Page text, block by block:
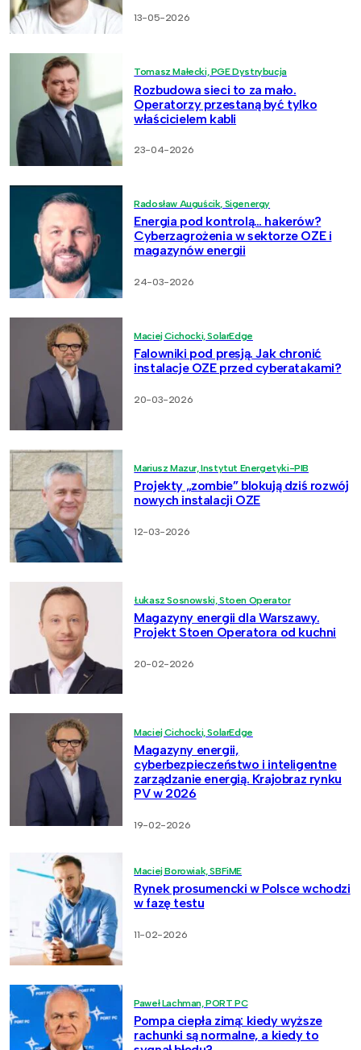
13-05-2026
Tomasz Małecki, PGE Dystrybucja
Rozbudowa sieci to za mało.
Operatorzy przestaną być tylko
właścicielem kabli
23-04-2026
Radosław Auguścik, Sigenergy
Energia pod kontrolą… hakerów?
Cyberzagrożenia w sektorze OZE i
magazynów energii
24-03-2026
Maciej Cichocki, SolarEdge
Falowniki pod presją. Jak chronić
instalacje OZE przed cyberatakami?
20-03-2026
Mariusz Mazur, Instytut Energetyki-PIB
Projekty „zombie” blokują dziś rozwój
nowych instalacji OZE
12-03-2026
Łukasz Sosnowski, Stoen Operator
Magazyny energii dla Warszawy.
Projekt Stoen Operatora od kuchni
20-02-2026
Maciej Cichocki, SolarEdge
Magazyny energii,
cyberbezpieczeństwo i inteligentne
zarządzanie energią. Krajobraz rynku
PV w 2026
19-02-2026
Maciej Borowiak, SBFiME
Rynek prosumencki w Polsce wchodzi
w fazę testu
11-02-2026
Paweł Lachman, PORT PC
Pompa ciepła zimą: kiedy wyższe
rachunki są normalne, a kiedy to